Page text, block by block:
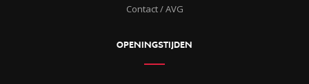
Contact / AVG
OPENINGSTIJDEN